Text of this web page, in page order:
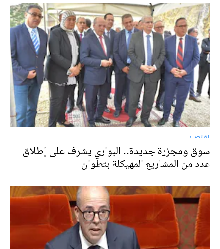
اقتصاد
سوق ومجزرة جديدة.. البواري يشرف على إطلاق
عدد من المشاريع المهيكلة بتطوان